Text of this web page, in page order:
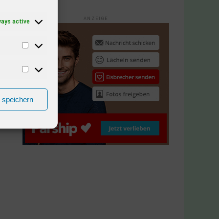
active
speichern
ANZEIGE